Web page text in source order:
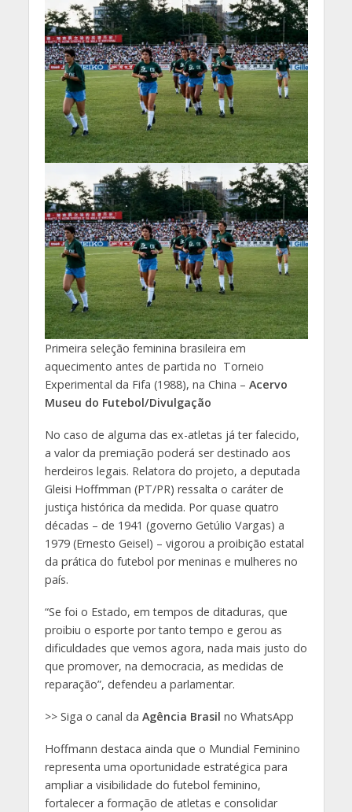
Primeira seleção feminina brasileira em
aquecimento antes de partida no Torneio
Experimental da Fifa (1988), na China – Acervo
Museu do Futebol/Divulgação
No caso de alguma das ex-atletas já ter falecido,
a valor da premiação poderá ser destinado aos
herdeiros legais. Relatora do projeto, a deputada
Gleisi Hoffmman (PT/PR) ressalta o caráter de
justiça histórica da medida. Por quase quatro
décadas – de 1941 (governo Getúlio Vargas) a
1979 (Ernesto Geisel) – vigorou a proibição estatal
da prática do futebol por meninas e mulheres no
país.
“Se foi o Estado, em tempos de ditaduras, que
proibiu o esporte por tanto tempo e gerou as
dificuldades que vemos agora, nada mais justo do
que promover, na democracia, as medidas de
reparação”, defendeu a parlamentar.
>> Siga o canal da Agência Brasil no WhatsApp
Hoffmann destaca ainda que o Mundial Feminino
representa uma oportunidade estratégica para
ampliar a visibilidade do futebol feminino,
fortalecer a formação de atletas e consolidar